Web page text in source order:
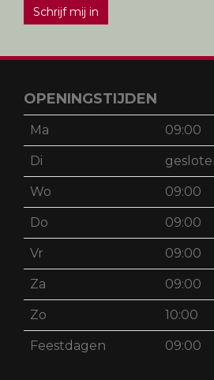
Schrijf mij in
OPENINGSTIJDEN
Ma 09:00
Di
Wo 09:00
Do 09:00
Vr 09:00
Za 09:00
Zo 10:00
Feestdagen 09:00